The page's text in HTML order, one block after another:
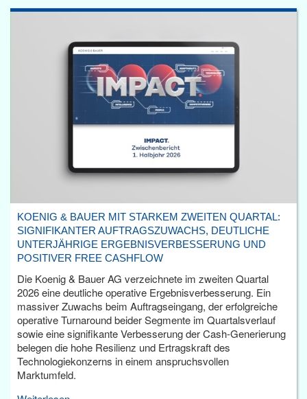
KOENIG & BAUER MIT STARKEM ZWEITEN QUARTAL:
SIGNIFIKANTER AUFTRAGSZUWACHS, DEUTLICHE
UNTERJÄHRIGE ERGEBNISVERBESSERUNG UND
POSITIVER FREE CASHFLOW
Die Koenig & Bauer AG verzeichnete im zweiten Quartal
2026 eine deutliche operative Ergebnisverbesserung. Ein
massiver Zuwachs beim Auftragseingang, der erfolgreiche
operative Turnaround beider Segmente im Quartalsverlauf
sowie eine signifikante Verbesserung der Cash-Generierung
belegen die hohe Resilienz und Ertragskraft des
Technologiekonzerns in einem anspruchsvollen
Marktumfeld.